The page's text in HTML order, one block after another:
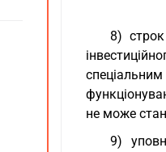
8)
не може
9)